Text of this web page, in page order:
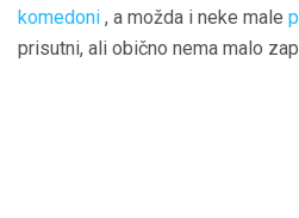
komedoni , a možda i neke male
prisutni, ali obično nema malo